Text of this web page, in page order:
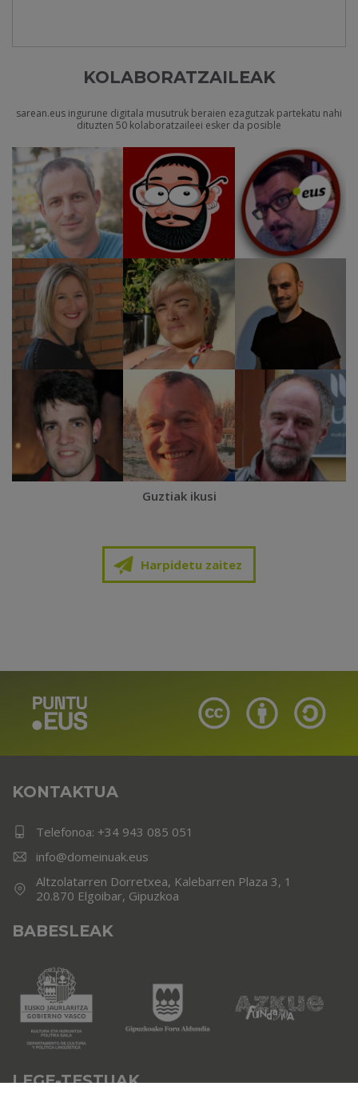
KOLABORATZAILEAK
sarean.eus ingurune digitala musutruk beraien ezagutzak partekatu nahi
dituzten 50 kolaboratzaileei esker da posible
Guztiak ikusi
Harpidetu zaitez
KONTAKTUA
Telefonoa: +34 943 085 051
info@domeinuak.eus
Altzolatarren Dorretxea, Kalebarren Plaza 3, 1
20.870 Elgoibar, Gipuzkoa
BABESLEAK
LEGE-TESTUAK